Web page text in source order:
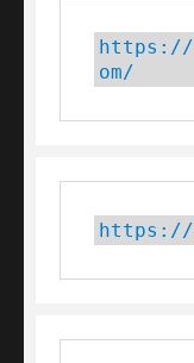
https://
om/
https://